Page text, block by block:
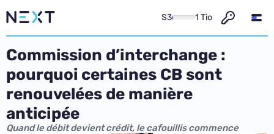
S3 1 Tio
Commission d’interchange :
pourquoi certaines CB sont
renouvelées de manière
anticipée
Quand le débit devient crédit, le cafouillis commence